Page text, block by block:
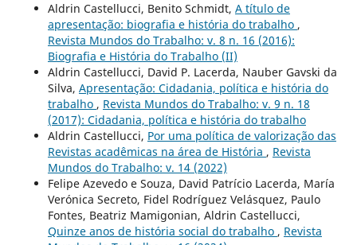
Aldrin Castellucci, Benito Schmidt, A título de
apresentação: biografia e história do trabalho ,
Revista Mundos do Trabalho: v. 8 n. 16 (2016):
Biografia e História do Trabalho (II)
Aldrin Castellucci, David P. Lacerda, Nauber Gavski da
Silva, Apresentação: Cidadania, política e história do
trabalho , Revista Mundos do Trabalho: v. 9 n. 18
(2017): Cidadania, política e história do trabalho
Aldrin Castellucci, Por uma política de valorização das
Revistas acadêmicas na área de História , Revista
Mundos do Trabalho: v. 14 (2022)
Felipe Azevedo e Souza, David Patrício Lacerda, María
Verónica Secreto, Fidel Rodríguez Velásquez, Paulo
Fontes, Beatriz Mamigonian, Aldrin Castellucci,
Quinze anos de história social do trabalho , Revista